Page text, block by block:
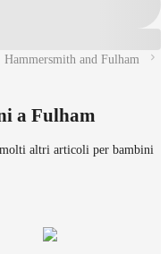
Hammersmith and Fulham
a Fulham
altri articoli per bambini